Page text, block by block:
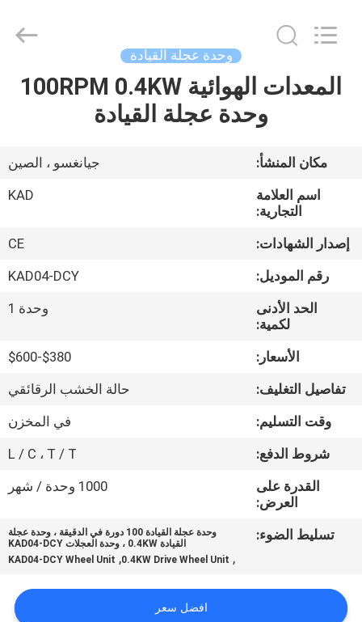
الصفحة
منتجات
أشرطة
فيديو
معلومات
جولة
في
المعمل
مراقبة
بنا
Machinery
Co.,Ltd.
وحدة عجلة القيادة
المعدات الهوائية 100RPM 0.4KW
وحدة عجلة القيادة
مكان المنشأ:
جيانغسو ، الصين
اسم العلامة
التجارية:
KAD
إصدار الشهادات:
CE
رقم الموديل:
KAD04-DCY
الحد الأدنى
لكمية:
وحدة 1
الأسعار:
$380-$600
تفاصيل التغليف:
حالة الخشب الرقائقي
وقت التسليم:
في المخزن
شروط الدفع:
L / C ، T / T
القدرة على
العرض:
1000 وحدة / شهر
تسليط الضوء:
وحدة عجلة القيادة 100 دورة في الدقيقة ، وحدة عجلة
القيادة 0.4KW ، وحدة العجلات KAD04-DCY
,
0.4KW Drive Wheel Unit
,
KAD04-DCY Wheel Unit
افضل سعر